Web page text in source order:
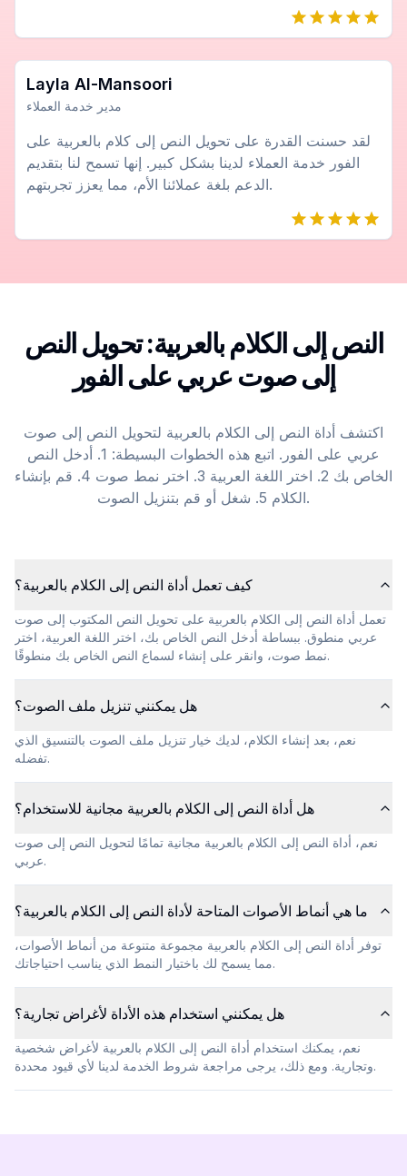
Layla Al-Mansoori
مدير خدمة العملاء
لقد حسنت القدرة على تحويل النص إلى كلام بالعربية على
الفور خدمة العملاء لدينا بشكل كبير. إنها تسمح لنا بتقديم
الدعم بلغة عملائنا الأم، مما يعزز تجربتهم.
النص إلى الكلام بالعربية: تحويل النص
إلى صوت عربي على الفور
اكتشف أداة النص إلى الكلام بالعربية لتحويل النص إلى صوت
عربي على الفور. اتبع هذه الخطوات البسيطة: 1. أدخل النص
الخاص بك 2. اختر اللغة العربية 3. اختر نمط صوت 4. قم بإنشاء
الكلام 5. شغل أو قم بتنزيل الصوت.
كيف تعمل أداة النص إلى الكلام بالعربية؟
تعمل أداة النص إلى الكلام بالعربية على تحويل النص المكتوب إلى صوت
عربي منطوق. ببساطة أدخل النص الخاص بك، اختر اللغة العربية، اختر
نمط صوت، وانقر على إنشاء لسماع النص الخاص بك منطوقًا.
هل يمكنني تنزيل ملف الصوت؟
نعم، بعد إنشاء الكلام، لديك خيار تنزيل ملف الصوت بالتنسيق الذي
تفضله.
هل أداة النص إلى الكلام بالعربية مجانية للاستخدام؟
نعم، أداة النص إلى الكلام بالعربية مجانية تمامًا لتحويل النص إلى صوت
عربي.
ما هي أنماط الأصوات المتاحة لأداة النص إلى الكلام بالعربية؟
توفر أداة النص إلى الكلام بالعربية مجموعة متنوعة من أنماط الأصوات،
مما يسمح لك باختيار النمط الذي يناسب احتياجاتك.
هل يمكنني استخدام هذه الأداة لأغراض تجارية؟
نعم، يمكنك استخدام أداة النص إلى الكلام بالعربية لأغراض شخصية
وتجارية. ومع ذلك، يرجى مراجعة شروط الخدمة لدينا لأي قيود محددة.